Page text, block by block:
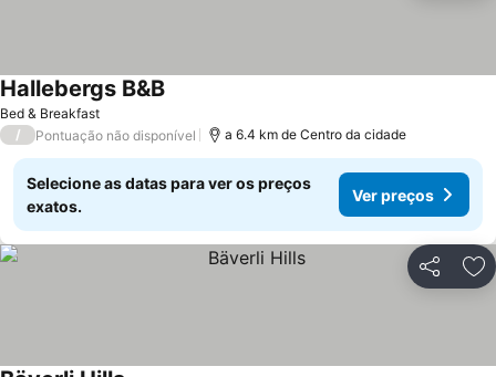
Bed & Breakfast
Hallebergs B&BVer preços
/ Pontuação não disponível a 6.4 km de Centro da cidade
Selecione as datas para ver os preços
exatos.
Ver preços
Partilhar